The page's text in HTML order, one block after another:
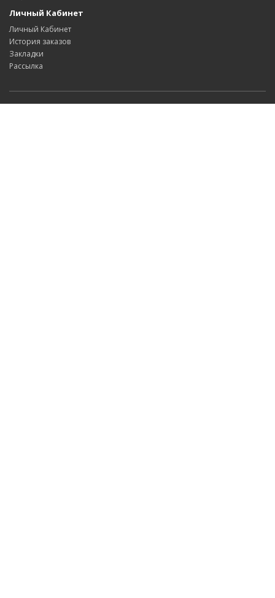
Личный Кабинет
Личный Кабинет
История заказов
Закладки
Рассылка